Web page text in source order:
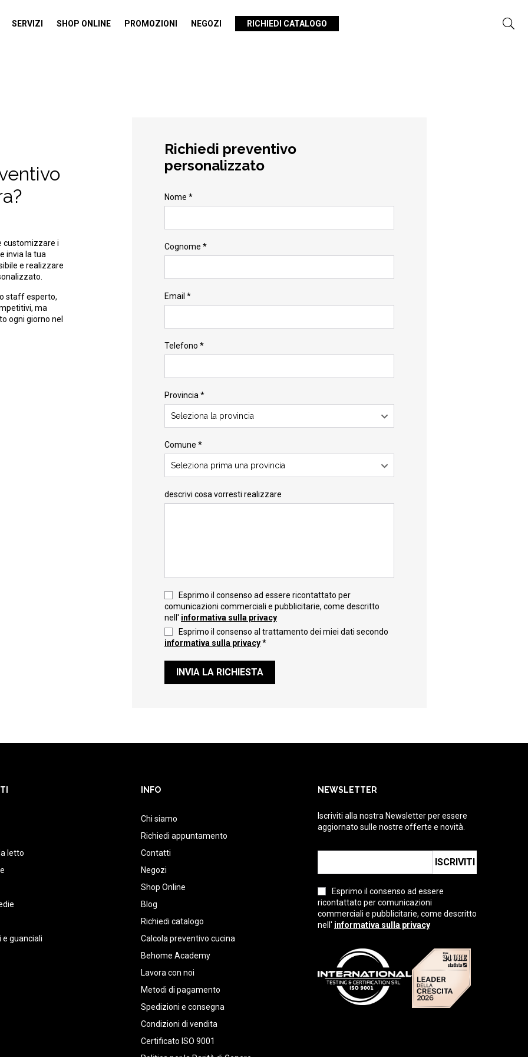
SERVIZI SHOP ONLINE PROMOZIONI NEGOZI RICHIEDI CATALOGO
customizzare i
invia la tua
e realizzare
staff esperto,
ma
ogni giorno nel
Richiedi preventivo
personalizzato
Nome *
Cognome *
Email *
Telefono *
Provincia *
Seleziona la provincia
Comune *
Seleziona prima una provincia
descrivi cosa vorresti realizzare
Esprimo il consenso ad essere ricontattato per
comunicazioni commerciali e pubblicitarie, come descritto
nell' informativa sulla privacy
Esprimo il consenso al trattamento dei miei dati secondo
informativa sulla privacy*
INVIA LA RICHIESTA
letto
e guanciali
INFO
Chi siamo
Richiedi appuntamento
Contatti
Negozi
Shop Online
Blog
Richiedi catalogo
Calcola preventivo cucina
Behome Academy
Lavora con noi
Metodi di pagamento
Spedizioni e consegna
Condizioni di vendita
Certificato ISO 9001
NEWSLETTER
Iscriviti alla nostra Newsletter per essere
aggiornato sulle nostre offerte e novità.
ISCRIVITI
Esprimo il consenso ad essere
ricontattato per comunicazioni
commerciali e pubblicitarie, come descritto
nell' informativa sulla privacy